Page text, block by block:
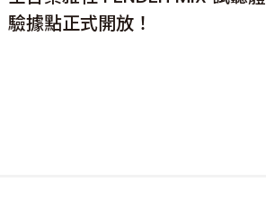
驗據點正式開放！